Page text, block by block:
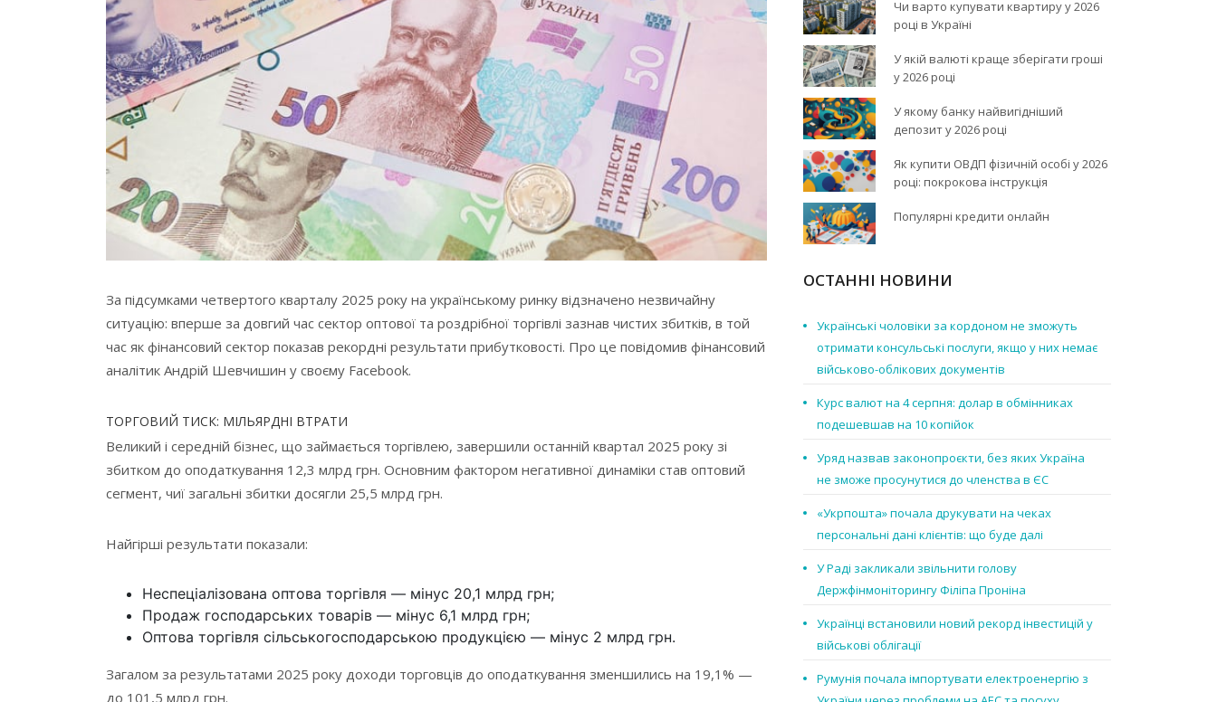
За підсумками четвертого кварталу 2025 року на українському ринку відзначено незвичайну
ситуацію: вперше за довгий час сектор оптової та роздрібної торгівлі зазнав чистих збитків, в той
час як фінансовий сектор показав рекордні результати прибутковості. Про це повідомив фінансовий
аналітик Андрій Шевчишин у своєму Facebook.
ТОРГОВИЙ ТИСК: МІЛЬЯРДНІ ВТРАТИ
Великий і середній бізнес, що займається торгівлею, завершили останній квартал 2025 року зі
збитком до оподаткування 12,3 млрд грн. Основним фактором негативної динаміки став оптовий
сегмент, чиї загальні збитки досягли 25,5 млрд грн.
Найгірші результати показали:
Неспеціалізована оптова торгівля — мінус 20,1 млрд грн;
Продаж господарських товарів — мінус 6,1 млрд грн;
Оптова торгівля сільськогосподарською продукцією — мінус 2 млрд грн.
Загалом за результатами 2025 року доходи торговців до оподаткування зменшились на 19,1% —
до 101,5 млрд грн.
Чи варто купувати квартиру у 2026
році в Україні
У якій валюті краще зберігати гроші
у 2026 році
У якому банку найвигідніший
депозит у 2026 році
Як купити ОВДП фізичній особі у 2026
році: покрокова інструкція
Популярні кредити онлайн
ОСТАННІ НОВИНИ
Українські чоловіки за кордоном не зможуть
отримати консульські послуги, якщо у них немає
військово-облікових документів
Курс валют на 4 серпня: долар в обмінниках
подешевшав на 10 копійок
Уряд назвав законопроєкти, без яких Україна
не зможе просунутися до членства в ЄС
«Укрпошта» почала друкувати на чеках
персональні дані клієнтів: що буде далі
У Раді закликали звільнити голову
Держфінмоніторингу Філіпа Проніна
Українці встановили новий рекорд інвестицій у
військові облігації
Румунія почала імпортувати електроенергію з